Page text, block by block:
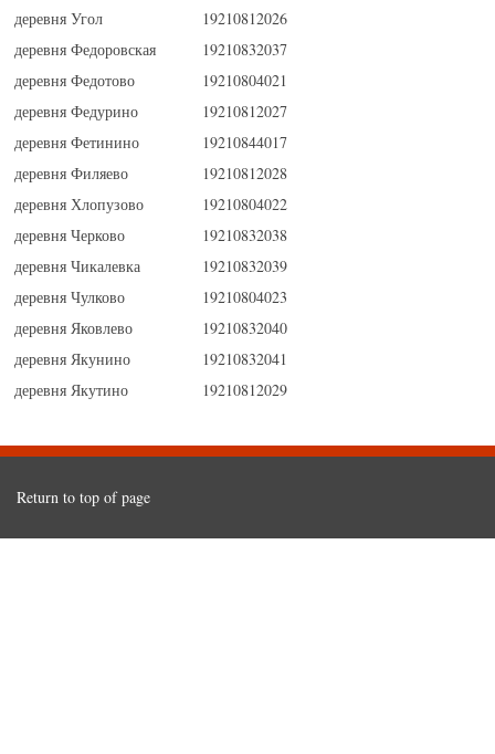
деревня Угол
19210812026
деревня Федоровская
19210832037
деревня Федотово
19210804021
деревня Федурино
19210812027
деревня Фетинино
19210844017
деревня Филяево
19210812028
деревня Хлопузово
19210804022
деревня Черково
19210832038
деревня Чикалевка
19210832039
деревня Чулково
19210804023
деревня Яковлево
19210832040
деревня Якунино
19210832041
деревня Якутино
19210812029
Return to top of page